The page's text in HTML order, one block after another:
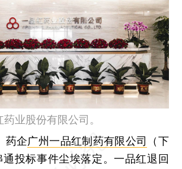
业股份有限公司。
药企广州一品红制药有限公司
（下
通投标事件尘埃落定。一品红退回